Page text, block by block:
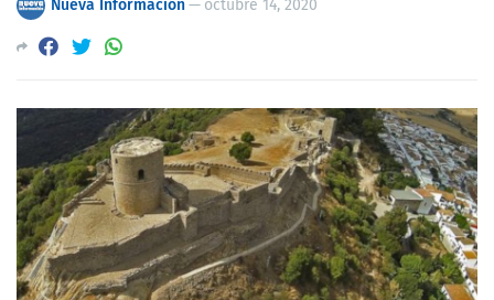
Nueva Información— octubre 14, 2020